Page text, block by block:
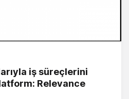
iş süreçlerini
Relevance